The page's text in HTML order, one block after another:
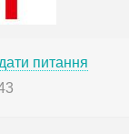
питання